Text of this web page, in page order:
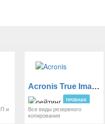
и
Acronis True Image
ПРОБНАЯ
Все виды резервного
копирования